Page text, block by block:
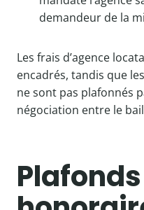
demandeur de la
Les frais d’agence
encadrés, tandis que
ne sont pas plafonnés
négociation entre le